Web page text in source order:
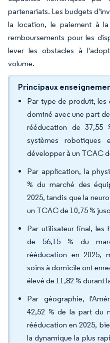
partenariats. Les budgets
la location, le paiement à
remboursements pour les
lever les obstacles à
volume.
Principaux
Par type de produit,
dominé avec une part
rééducation de 37,55
systèmes robotiques
développer à un TCAC
Par application, la
% du marché des
2025, tandis que la
un TCAC de 10,75 %
Par utilisateur final, les
de 56,15 % du
rééducation en 2025,
soins à domicile ont
élevé de 11,82 % durant
Par géographie,
42,52 % de la part du
rééducation en 2025,
la dynamique la plus